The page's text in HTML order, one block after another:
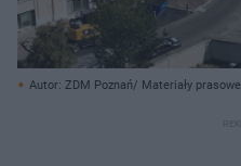
Autor: ZDM Poznań/ Materiały prasowe